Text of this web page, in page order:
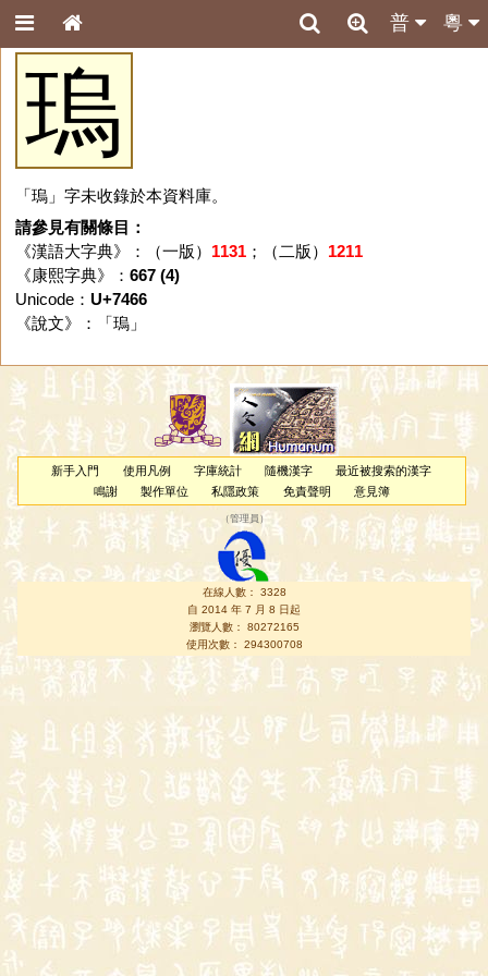
粵
普
瑦
「瑦」字未收錄於本資料庫。
請參見有關條目：
《漢語大字典》：（一版） 1131；（二版） 1211
《康熙字典》： 667 (4)
Unicode： U+7466
《說文》：「 瑦」
新手入門 使用凡例 字庫統計 隨機漢字
最近被搜索的漢字
鳴謝
製作單位 私隱政策 免責聲明 意見簿
（管理員 ）
在線人數： 3328
自 2014 年 7 月 8 日起
瀏覽人數： 80272165
使用次數： 294300708